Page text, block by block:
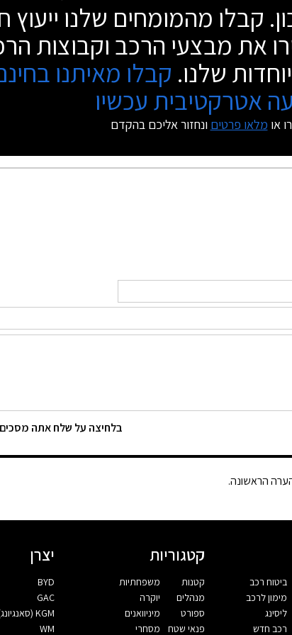
קבלו מהמומחים שלנו ייעוץ
את מבצעי הרכב וקבוצות
שלנו. קבלו מאיתנו
אטרקטיבית עכשיו
או מלאו פרטים ונחזור אליכם בהקדם
בלחיצה על שלח אתה מסכים
הראשונה.
ביטוח רכב
מימון לרכב
ליסינג
רכב חדש
קטגוריות
קטנות
מנהלים
ספורט
פנאי שטח
משפחתיות
יוקרה
מיניוואנים
מסחרי
יצרן
BYD
GAC
KGM (סאנגיונג)
WM